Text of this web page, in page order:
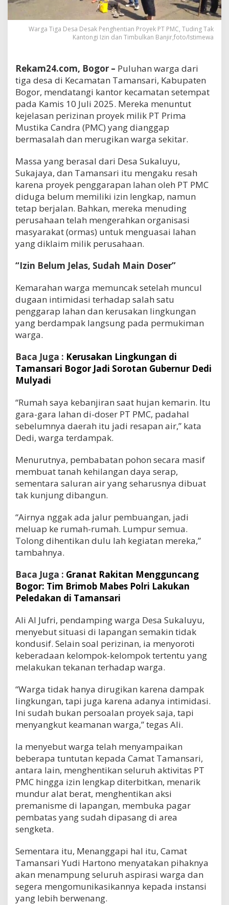
Warga Tiga Desa Desak Penghentian Proyek PT PMC, Tuding Tak
Kantongi Izin dan Timbulkan Banjir,foto/Istimewa
Rekam24.com, Bogor – Puluhan warga dari
tiga desa di Kecamatan Tamansari, Kabupaten
Bogor, mendatangi kantor kecamatan setempat
pada Kamis 10 Juli 2025. Mereka menuntut
kejelasan perizinan proyek milik PT Prima
Mustika Candra (PMC) yang dianggap
bermasalah dan merugikan warga sekitar.
Massa yang berasal dari Desa Sukaluyu,
Sukajaya, dan Tamansari itu mengaku resah
karena proyek penggarapan lahan oleh PT PMC
diduga belum memiliki izin lengkap, namun
tetap berjalan. Bahkan, mereka menuding
perusahaan telah mengerahkan organisasi
masyarakat (ormas) untuk menguasai lahan
yang diklaim milik perusahaan.
“Izin Belum Jelas, Sudah Main Doser”
Kemarahan warga memuncak setelah muncul
dugaan intimidasi terhadap salah satu
penggarap lahan dan kerusakan lingkungan
yang berdampak langsung pada permukiman
warga.
Baca Juga : Kerusakan Lingkungan di
Tamansari Bogor Jadi Sorotan Gubernur Dedi
Mulyadi
“Rumah saya kebanjiran saat hujan kemarin. Itu
gara-gara lahan di-doser PT PMC, padahal
sebelumnya daerah itu jadi resapan air,” kata
Dedi, warga terdampak.
Menurutnya, pembabatan pohon secara masif
membuat tanah kehilangan daya serap,
sementara saluran air yang seharusnya dibuat
tak kunjung dibangun.
“Airnya nggak ada jalur pembuangan, jadi
meluap ke rumah-rumah. Lumpur semua.
Tolong dihentikan dulu lah kegiatan mereka,”
tambahnya.
Baca Juga : Granat Rakitan Mengguncang
Bogor: Tim Brimob Mabes Polri Lakukan
Peledakan di Tamansari
Ali Al Jufri, pendamping warga Desa Sukaluyu,
menyebut situasi di lapangan semakin tidak
kondusif. Selain soal perizinan, ia menyoroti
keberadaan kelompok-kelompok tertentu yang
melakukan tekanan terhadap warga.
“Warga tidak hanya dirugikan karena dampak
lingkungan, tapi juga karena adanya intimidasi.
Ini sudah bukan persoalan proyek saja, tapi
menyangkut keamanan warga,” tegas Ali.
Ia menyebut warga telah menyampaikan
beberapa tuntutan kepada Camat Tamansari,
antara lain, menghentikan seluruh aktivitas PT
PMC hingga izin lengkap diterbitkan, menarik
mundur alat berat, menghentikan aksi
premanisme di lapangan, membuka pagar
pembatas yang sudah dipasang di area
sengketa.
Sementara itu, Menanggapi hal itu, Camat
Tamansari Yudi Hartono menyatakan pihaknya
akan menampung seluruh aspirasi warga dan
segera mengomunikasikannya kepada instansi
yang lebih berwenang.